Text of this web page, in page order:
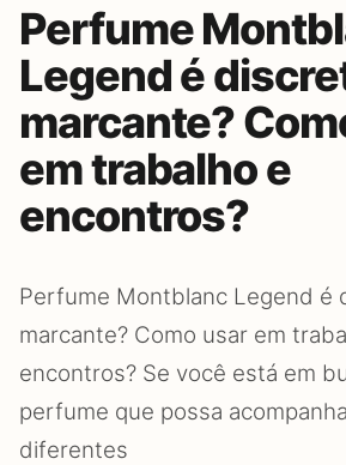
Perfume
Legend é
marcante?
em trabalho e
encontros?
Perfume Montblanc Legend é
marcante? Como usar em
encontros? Se você está em
perfume que possa
diferentes